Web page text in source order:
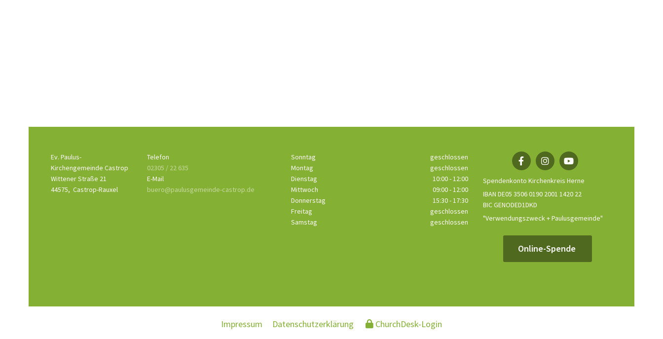
Ev. Paulus-
Kirchengemeinde Castrop
Wittener Straße 21
44575, Castrop-Rauxel
Telefon
02305 / 22 635
E-Mail
buero@paulusgemeinde-castrop.de
Sonntag
geschlossen
Montag
geschlossen
Dienstag
10:00 - 12:00
Mittwoch
09:00 - 12:00
Donnerstag
15:30 - 17:30
Freitag
geschlossen
Samstag
geschlossen
Spendenkonto Kirchenkreis Herne
IBAN DE05 3506 0190 2001 1420 22
BIC GENODED1DKD
"Verwendungszweck + Paulusgemeinde"
Online-Spende
Impressum Datenschutzerklärung ChurchDesk-Login